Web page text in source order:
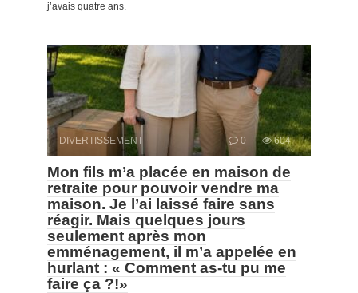
j’avais quatre ans.
DIVERTISSEMENT 0 604
Mon fils m’a placée en maison de
retraite pour pouvoir vendre ma
maison. Je l’ai laissé faire sans
réagir. Mais quelques jours
seulement après mon
emménagement, il m’a appelée en
hurlant : « Comment as-tu pu me
faire ça ?!»